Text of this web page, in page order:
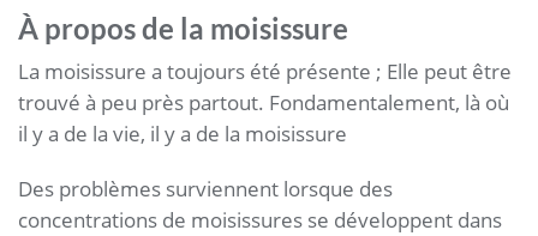
À propos de la moisissure
La moisissure a toujours été présente ; Elle peut être
trouvé à peu près partout. Fondamentalement, là où
il y a de la vie, il y a de la moisissure
Des problèmes surviennent lorsque des
concentrations de moisissures se développent dans